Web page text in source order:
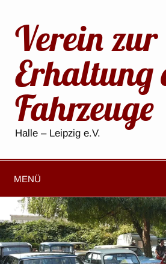
Verein zur
Erhaltung
Fahrzeuge
Halle – Leipzig e.V.
MENÜ